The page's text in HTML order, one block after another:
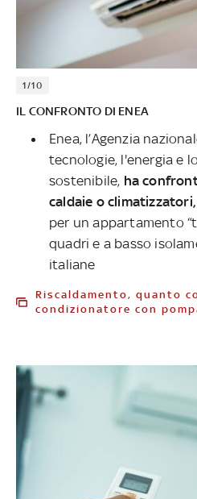
1/10
IL CONFRONTO DI ENEA
Enea, l’Agenzia
tecnologie, l'energia e
sostenibile, ha
caldaie o climatizzatori,
per un appartamento
quadri e a basso
italiane
Riscaldamento, quanto consuma un
condizionatore con